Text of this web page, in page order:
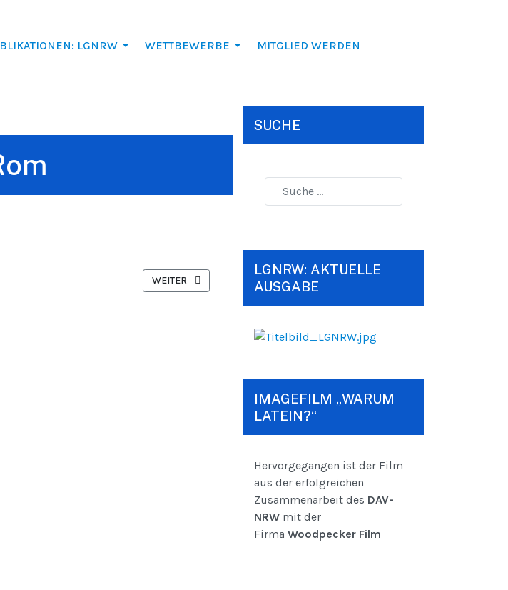
LGNRW WETTBEWERBE MITGLIED WERDEN
KAMPERT NÄCHSTER BEITRAG: DR. KLAUS KIESOW OCTOGENARIUS
WEITER
SUCHE
LGNRW: AKTUELLE
AUSGABE
IMAGEFILM „WARUM
LATEIN?“
Hervorgegangen ist der Film
aus der erfolgreichen
Zusammenarbeit des DAV-
NRW mit der
Firma Woodpecker Film